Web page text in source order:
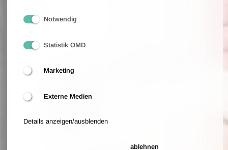
Bitte geben Sie eine Telefonnummer an, über die wir Sie für eventuelle
Bestellwünsche
Anzahl der Tickets
Notwendig
Statistik OMD
Marketing
Externe Medien
Details anzeigen/ausblenden
ablehnen